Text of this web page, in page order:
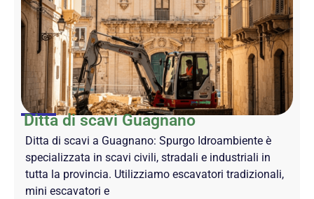
Ditta di scavi Guagnano
Ditta di scavi a Guagnano: Spurgo Idroambiente è
specializzata in scavi civili, stradali e industriali in
tutta la provincia. Utilizziamo escavatori tradizionali,
mini escavatori e